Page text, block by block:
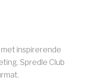
inspirerende
Spredle Club